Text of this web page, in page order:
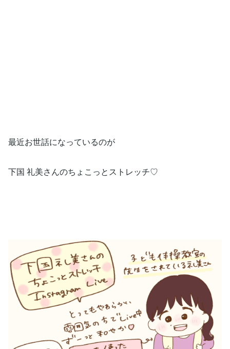
最近お世話になっているのが
下国 礼美さんのちょこっとストレッチ♡